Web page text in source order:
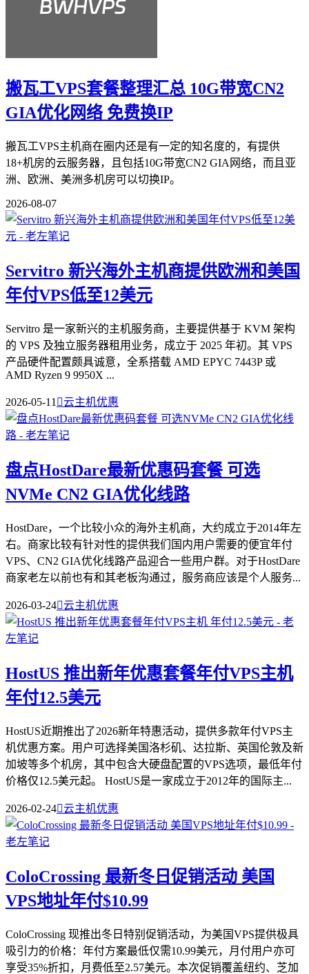
搬瓦工VPS套餐整理汇总 10G带宽CN2
GIA优化网络 免费换IP
搬瓦工VPS主机商在圈内还是有一定的知名度的，有提供
18+机房的云服务器，且包括10G带宽CN2 GIA网络，而且亚
洲、欧洲、美洲多机房可以切换IP。
2026-08-07
Servitro 新兴海外主机商提供欧洲和美国
年付VPS低至12美元
Servitro 是一家新兴的主机服务商，主要提供基于 KVM 架构
的 VPS 及独立服务器租用业务，成立于 2025 年初。其 VPS
产品硬件配置颇具诚意，全系搭载 AMD EPYC 7443P 或
AMD Ryzen 9 9950X ...
2026-05-11 云主机优惠
盘点HostDare最新优惠码套餐 可选
NVMe CN2 GIA优化线路
HostDare，一个比较小众的海外主机商，大约成立于2014年左
右。商家比较有针对性的提供我们国内用户需要的便宜年付
VPS、CN2 GIA优化线路产品迎合一些用户群。对于HostDare
商家老左以前也有和其老板沟通过，服务商应该是个人服务...
2026-03-24云主机优惠
HostUS 推出新年优惠套餐年付VPS主机
年付12.5美元
HostUS近期推出了2026新年特惠活动，提供多款年付VPS主
机优惠方案。用户可选择美国洛杉矶、达拉斯、英国伦敦及新
加坡等多个机房，其中包含大硬盘配置的VPS选项，最低年付
价格仅12.5美元起。 HostUS是一家成立于2012年的国际主...
2026-02-24云主机优惠
ColoCrossing 最新冬日促销活动 美国
VPS地址年付$10.99
ColoCrossing 现推出冬日特别促销活动，为美国VPS提供极具
吸引力的价格：年付方案最低仅需10.99美元，月付用户亦可
享受35%折扣，月费低至2.57美元。本次促销覆盖纽约、芝加